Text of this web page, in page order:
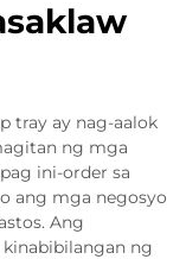
tray ay nag-aalok
ng mga
ini-order sa
ang mga negosyo
Ang
ng